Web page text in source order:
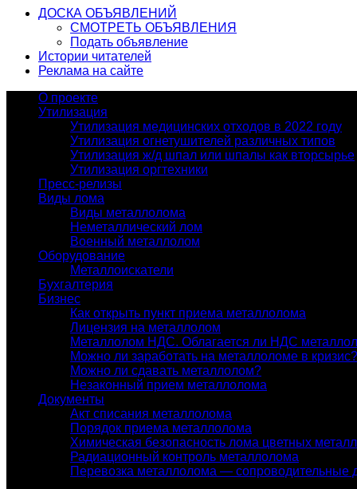
ДОСКА ОБЪЯВЛЕНИЙ
СМОТРЕТЬ ОБЪЯВЛЕНИЯ
Подать объявление
Истории читателей
Реклама на сайте
О проекте
Утилизация
Утилизация медицинских отходов в 2022 году
Утилизация огнетушителей различных типов
Утилизация ж/д шпал или шпалы как вторсырье
Утилизация оргтехники
Пресс-релизы
Виды лома
Виды металлолома
Неметаллический лом
Военный металлолом
Оборудование
Металлоискатели
Бухгалтерия
Бизнес
Как открыть пункт приема металлолома
Лицензия на металлолом
Металлолом НДС. Облагается ли НДС
Можно ли заработать на металлоломе в кризис?
Можно ли сдавать металлолом?
Незаконный прием металлолома
Документы
Акт списания металлолома
Порядок приема металлолома
Химическая безопасность лома цветных
Радиационный контроль металлолома
Перевозка металлолома — сопроводительные